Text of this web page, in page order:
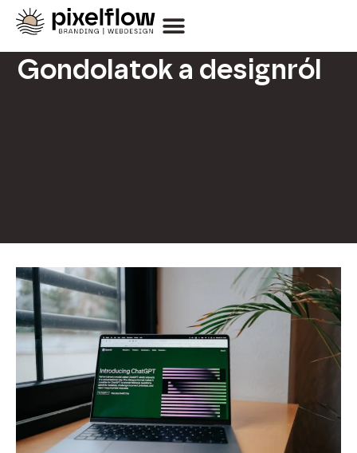
Gondolatok a designról